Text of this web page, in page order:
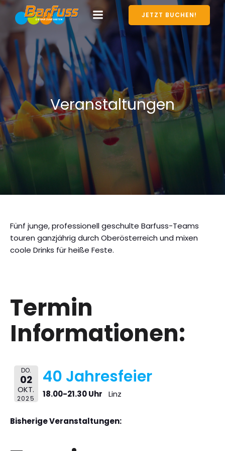
JETZT BUCHEN!
Veranstaltungen
Fünf junge, professionell geschulte Barfuss-Teams
touren ganzjährig durch Oberösterreich und mixen
coole Drinks für heiße Feste.
Termin
Informationen:
DO.
02
OKT.
2025
40 Jahresfeier
18.00-21.30 Uhr Linz
Bisherige Veranstaltungen: